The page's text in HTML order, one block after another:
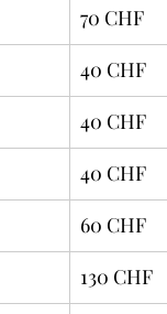
70 CHF
40 CHF
40 CHF
40 CHF
60 CHF
130 CHF